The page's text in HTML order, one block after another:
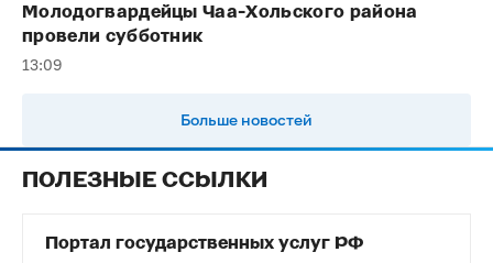
Молодогвардейцы Чаа-Хольского района
провели субботник
13:09
Больше новостей
ПОЛЕЗНЫЕ ССЫЛКИ
Портал государственных услуг РФ